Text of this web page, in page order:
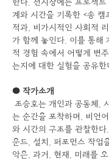
계와 시간을 기록한 <송
적과, 비가시적인 사회적
가 함께 놓인다. 이를 통해
적 경험 속에서 어떻게 변
는지에 대한 실험을 공유한
● 작가소개
조승호는 개인과 공동체,
는 순간을 포착하며, 비언
와 시간의 구조를 관찰한
운드, 설치, 퍼포먼스 작업
악은, 과거, 현재, 미래를